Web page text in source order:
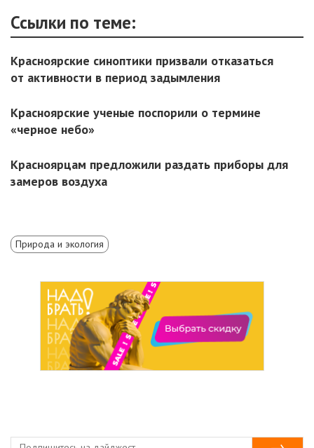
Ссылки по теме:
Красноярские синоптики призвали отказаться
от активности в период задымления
Красноярские ученые поспорили о термине
«черное небо»
Красноярцам предложили раздать приборы для
замеров воздуха
Природа и экология